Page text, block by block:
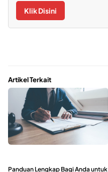
Klik Disini
Artikel Terkait
Panduan Lengkap Bagi Anda untuk